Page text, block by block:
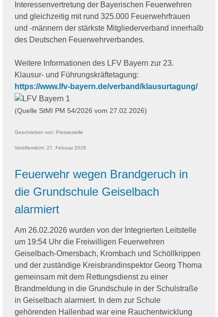
Interessenvertretung der Bayerischen Feuerwehren
und gleichzeitig mit rund 325.000 Feuerwehrfrauen
und -männern der stärkste Mitgliederverband innerhalb
des Deutschen Feuerwehrverbandes.
Weitere Informationen des LFV Bayern zur 23.
Klausur- und Führungskräftetagung:
https://www.lfv-bayern.de/verband/klausurtagung/
(Quelle StMI PM 54/2026 vom 27.02.2026)
Geschrieben von: Pressestelle
Veröffentlicht: 27. Februar 2026
Feuerwehr wegen Brandgeruch in
die Grundschule Geiselbach
alarmiert
Am 26.02.2026 wurden von der Integrierten Leitstelle
um 19:54 Uhr die Freiwilligen Feuerwehren
Geiselbach-Omersbach, Krombach und Schöllkrippen
und der zuständige Kreisbrandinspektor Georg Thoma
gemeinsam mit dem Rettungsdienst zu einer
Brandmeldung in die Grundschule in der Schulstraße
in Geiselbach alarmiert. In dem zur Schule
gehörenden Hallenbad war eine Rauchentwicklung